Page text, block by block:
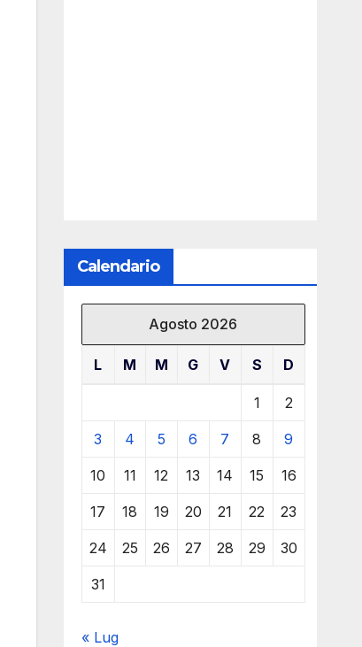
Calendario
Agosto 2026
L M M G V S D
1 2
3 4 5 6 7 8 9
10 11 12 13 14 15 16
17 18 19 20 21 22 23
24 25 26 27 28 29 30
31
« Lug